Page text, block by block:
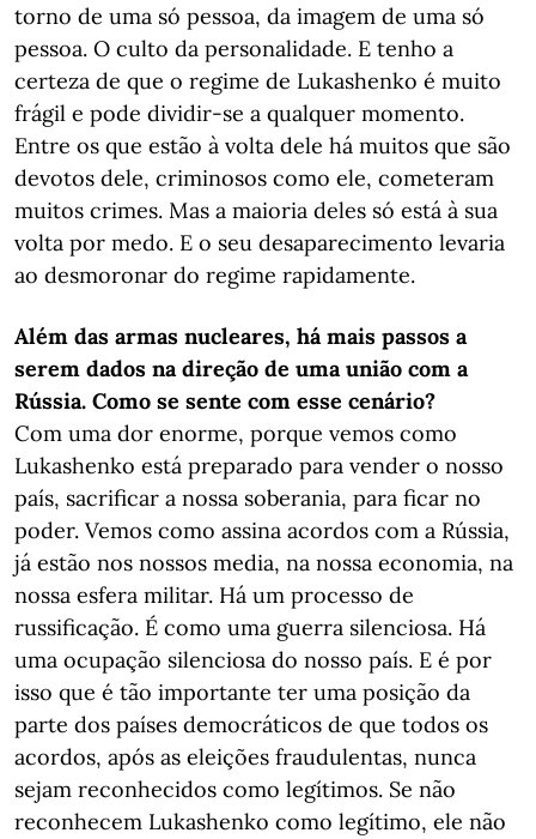
torno de uma só pessoa, da imagem de uma só
pessoa. O culto da personalidade. E tenho a
certeza de que o regime de Lukashenko é muito
frágil e pode dividir-se a qualquer momento.
Entre os que estão à volta dele há muitos que são
devotos dele, criminosos como ele, cometeram
muitos crimes. Mas a maioria deles só está à sua
volta por medo. E o seu desaparecimento levaria
ao desmoronar do regime rapidamente.
Além das armas nucleares, há mais passos a
serem dados na direção de uma união com a
Rússia. Como se sente com esse cenário?
Com uma dor enorme, porque vemos como
Lukashenko está preparado para vender o nosso
país, sacrificar a nossa soberania, para ficar no
poder. Vemos como assina acordos com a Rússia,
já estão nos nossos media, na nossa economia, na
nossa esfera militar. Há um processo de
russificação. É como uma guerra silenciosa. Há
uma ocupação silenciosa do nosso país. E é por
isso que é tão importante ter uma posição da
parte dos países democráticos de que todos os
acordos, após as eleições fraudulentas, nunca
sejam reconhecidos como legítimos. Se não
reconhecem Lukashenko como legítimo, ele não